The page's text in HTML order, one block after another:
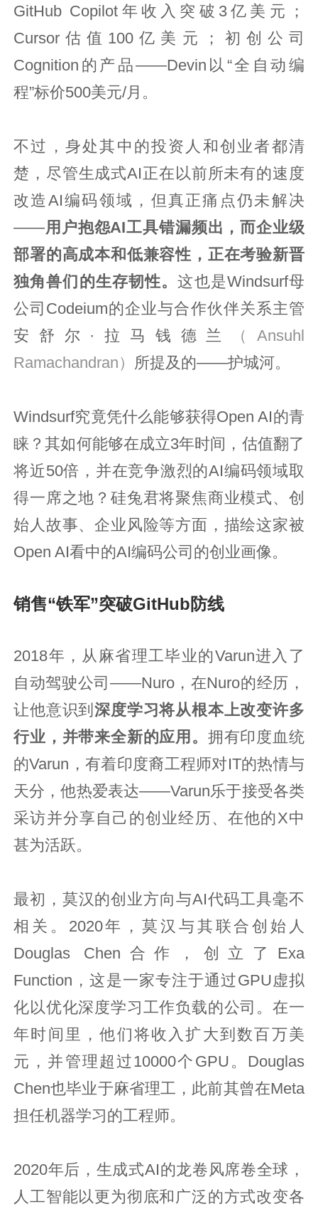
GitHub Copilot年收入突破3亿美元；
Cursor估值100亿美元；初创公司
Cognition的产品——Devin以“全自动编
程”标价500美元/月。
不过，身处其中的投资人和创业者都清
楚，尽管生成式AI正在以前所未有的速度
改造AI编码领域，但真正痛点仍未解决
——用户抱怨AI工具错漏频出，而企业级
部署的高成本和低兼容性，正在考验新晋
独角兽们的生存韧性。这也是Windsurf母
公司Codeium的企业与合作伙伴关系主管
安舒尔·拉马钱德兰
（Ansuhl
Ramachandran） 所提及的——护城河。
Windsurf究竟凭什么能够获得Open AI的青
睐？其如何能够在成立3年时间，估值翻了
将近50倍，并在竞争激烈的AI编码领域取
得一席之地？硅兔君将聚焦商业模式、创
始人故事、企业风险等方面，描绘这家被
Open AI看中的AI编码公司的创业画像。
销售“铁军”突破GitHub防线
2018年，从麻省理工毕业的Varun进入了
自动驾驶公司——Nuro，在Nuro的经历，
让他意识到深度学习将从根本上改变许多
行业，并带来全新的应用。 拥有印度血统
的Varun，有着印度裔工程师对IT的热情与
天分，他热爱表达——Varun乐于接受各类
采访并分享自己的创业经历、在他的X中
甚为活跃。
最初，莫汉的创业方向与AI代码工具毫不
相关。2020年，莫汉与其联合创始人
Douglas Chen合作，创立了Exa
Function，这是一家专注于通过GPU虚拟
化以优化深度学习工作负载的公司。在一
年时间里，他们将收入扩大到数百万美
元，并管理超过10000个GPU。Douglas
Chen也毕业于麻省理工，此前其曾在Meta
担任机器学习的工程师。
2020年后，生成式AI的龙卷风席卷全球，
人工智能以更为彻底和广泛的方式改变各